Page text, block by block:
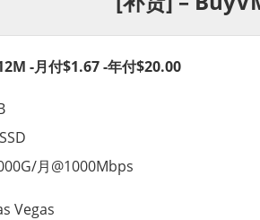
-月付$1.67 -年付$20.00
月@1000Mbps
Vegas